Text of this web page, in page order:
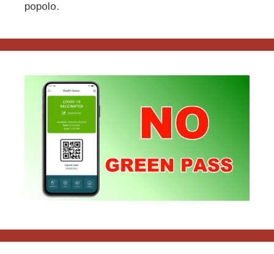
popolo.